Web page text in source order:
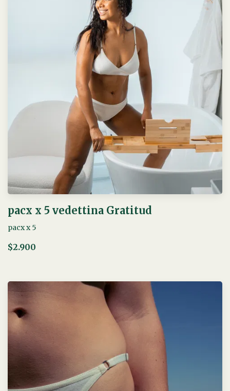
pacx x 5 vedettina Gratitud
pacx x 5
$2.900